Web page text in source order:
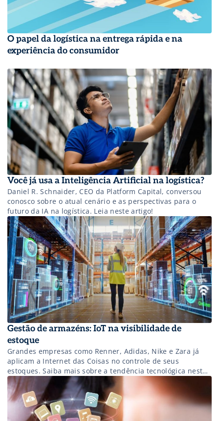
O papel da logística na entrega rápida e na
experiência do consumidor
Você já usa a Inteligência Artificial na logística?
Daniel R. Schnaider, CEO da Platform Capital, conversou
conosco sobre o atual cenário e as perspectivas para o
futuro da IA na logística. Leia neste artigo!
Gestão de armazéns: IoT na visibilidade de
estoque
Grandes empresas como Renner, Adidas, Nike e Zara já
aplicam a Internet das Coisas no controle de seus
estoques. Saiba mais sobre a tendência tecnológica neste
artigo!